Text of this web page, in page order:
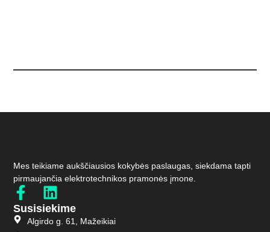
Mes teikiame aukščiausios kokybės paslaugas, siekdama tapti
pirmaujančia elektrotechnikos pramonės įmone.
Susisiekime
Algirdo g. 61, Mažeikiai